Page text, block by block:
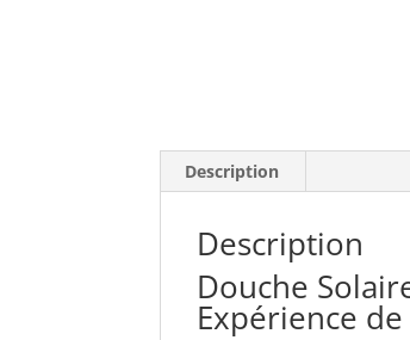
Description
Description
Douche
Expérience